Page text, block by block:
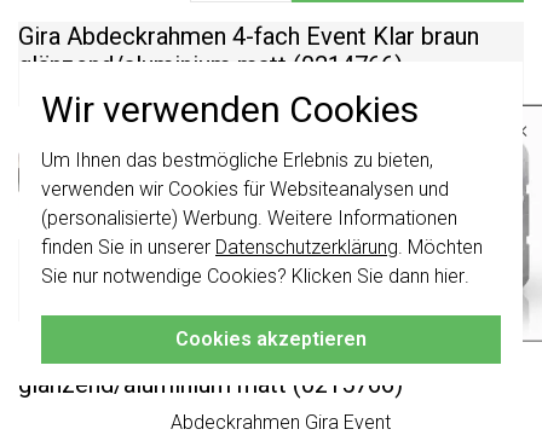
Wir verwenden Cookies
Um Ihnen das bestmögliche Erlebnis zu bieten,
verwenden wir Cookies für Websiteanalysen und
(personalisierte) Werbung. Weitere Informationen
finden Sie in unserer Datenschutzerklärung . Möchten
Sie nur notwendige Cookies? Klicken Sie dann hier
Cookies akzeptieren
Gira Abdeckrahmen 4-fach Event Klar braun
glänzend/aluminium matt (0214766)
Abdeckrahmen Gira Event
Voraussichtliche Lieferzeit:
1-2 Wochen
Aktueller Lagerbestand:
0 stuk(s)
47,95
Gira Abdeckrahmen 5-fach Event Klar braun
glänzend/aluminium matt (0215766)
Abdeckrahmen Gira Event
×
Wichtig: Gira Schalter und
Schalterwippen wurden erneuert. Sie sind
2024 kombinierbar.
Klicken Sie hier
für weitere Informationen,
damit Sie immer das Richtige bestellen.